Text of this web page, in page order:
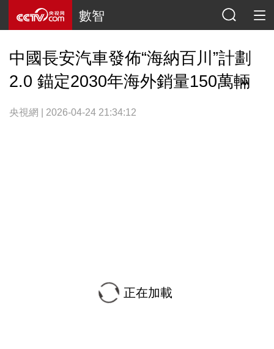
數智
中國長安汽車發佈“海納百川”計劃
2.0 錨定2030年海外銷量150萬輛
央視網 | 2026-04-24 21:34:12
正在加載